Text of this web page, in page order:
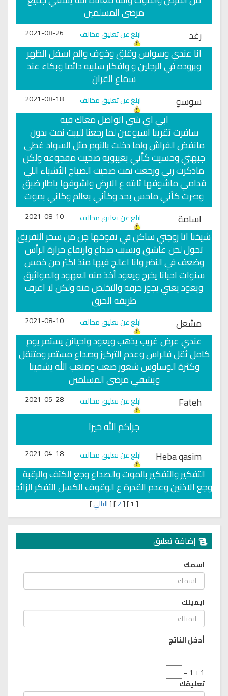
مرضى المسلمين
رغد
ابلغ عن تعليق مخالف 2021-08-26
انا عندي وسواس وقلق وخوف والم اسفل الظهر
وبروده في الرجلين و وافكار سلبيه دائما وبكاء عند
سماع القران
سوسو
ابلغ عن تعليق مخالف 2021-08-18
ابي اي شي اتواصل معاك فيه
سافرت تقريبا اسبوعين لما رجعنا للبيت نمت بدون
مانفض الفراش ولما دخلت بالنوم مثل السواد غطى
جبهتي وحسيت كأني بغيبوبه صحيت مفجوعه ولكن
ماذكرت ربي ورجعت نمت صحيت الصباح الأشياء اللي
قدامي ماشوفها ثابته ع الارض واشوفها باطار ضيق
وصرت كأني ماحس بحد وكأني بعالم وكاني بموت
اسامة
ابلغ عن تعليق مخالف 2021-08-10
شيخنا انا زوجتي ساكن في نفوخها جن من سحر التفريق
تحول لجن عاشق ويسبب صداع وارتفاع حرارة الرأس
وضعف في النضر وانا اعالج فيها منذ اكتر من خمس
سنوات احيانا يخرج ويعود أخذ منه العهود والمواثيق
ويعود يعني يجوز حرقه والتخلص منه ولكن لا اعرف
طريقه الحرق
مشعل
ابلغ عن تعليق مخالف 2021-08-10
عندي عرض غريب يذهب ويعود واحيانن يستمر يوم
كامل ثقل فالراس وعدم التركيز وصداع مستمر ومتنقل
وكثرة الوساوس شعور صعب ومتعب الله يشفينا
ويشفي مرضى المسلمين
Fateh
ابلغ عن تعليق مخالف 2021-05-28
جزاكم الله خيرا
Heba qasim
ابلغ عن تعليق مخالف 2021-04-18
التفكير والتفكير بالموت والصداع وجع الكتف والرقبة
وجع الاذنين وعدم القدرة ع الوقوف الكسل التفكر الزائد
[
]
[
2
]
[التالي]
إضافة تعليق
اسمك
ايميلك
أدخل الناتج
1 + 1 =
تعليقك